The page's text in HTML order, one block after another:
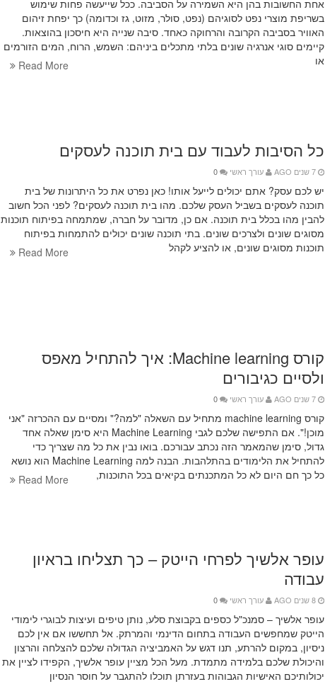
אחת החשובות בהן היא השמירה על הסביבה. ככל שייעשה פחות שימוש
בשריפת מוצרי נפט לסוגיהם (נפט, סולר, מזוט, גז וכדומה) כך יפחת זיהום
האוויר בסביבה הקרובה והרחוקה כאחד. סיבה שנייה היא חיסכון בהוצאות.
קיימים סוגי אנרגיה שונים בלתי מתכלים ביניהם: השמש, הרוח, המים הזורמים
או
Read More
כל הסיבות לעבוד עם בית תוכנה לעסקים
עורך ראשי 0
יש לכם עסק? אתם יכולים לייעל אותו! כאן נפרט את כל היתרונות של בית
תוכנה לעסקים בשביל העסק שלכם. מהו בית תוכנה לעסקים? לפני הכל חשוב
להבין מהו בכלל בית תוכנה. אם כן, מדובר על חברה, שמתמחה בפיתוח תוכנות
מסוגים שונים ולצרכים שונים. בתי תוכנה שונים יכולים להתמחות בפיתוח
תוכנות מסוגים שונים, או להציע לקהל
Read More
קורס Machine learning: איך להתחיל מאפס
ולסיים כגיבורים
עורך ראשי 0
קורס machine learning מתחיל עם השאלה "למה?" ומסיים עם ההכרזה "אני
מוכן!". אם התפישה שלכם לגבי Machine Learning היא סימן שאלה אחד
גדול, סימן שהמאמר הזה נכתב עבורכם. בואו נבין את כל מה שצריך כדי
להתחיל את הלימודים בהתלהבות. הבנה למה Machine Learning הוא נושא
כל כך חם היום לא כל המתכנתים בקיאים בכל התוכנות,
Read More
עופר אלשיך לפרחי הייטק – כך תצליחו בראיון
עבודה
עורך ראשי 0
עופר אלשיך – סמנכ"ל כספים בקבוצת סלע, נותן טיפים ועיצות לבוגרי לימודי
הייטק שמחפשים העבודה בתחום הדינמי והמרתק. אל תחששו אם אין לכם
ניסיון, במקום להרתע, תנו דגש על האמביציה הגדולה שלכם להצלחה והרצון
והיכולת שלכם בלמידה מתמדת. מעל הכל מציין עופר אלשיך, הקפידו לציין את
יכולותיכם האישיות הגבוהות בעזרתן תוכלו להתגבר על חוסר הנסיון